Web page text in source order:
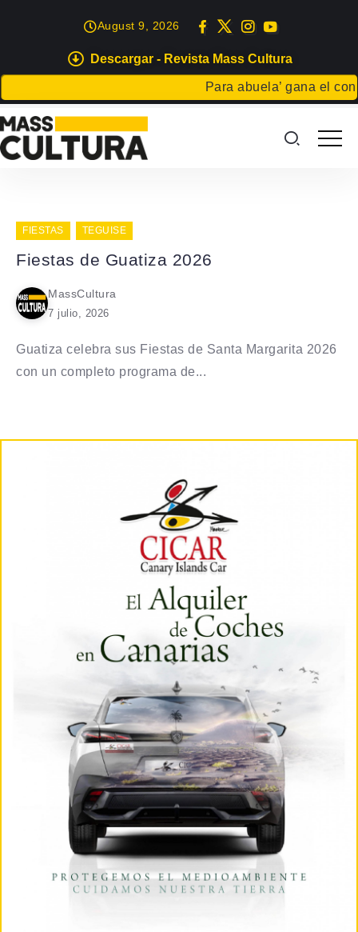
Descargar - Revista Mass Cultura
Para abuela’ gana el
August 9, 2026
FIESTAS TEGUISE
Fiestas de Guatiza 2026
MassCultura
7 julio, 2026
Guatiza celebra sus Fiestas de Santa Margarita 2026
con un completo programa de...